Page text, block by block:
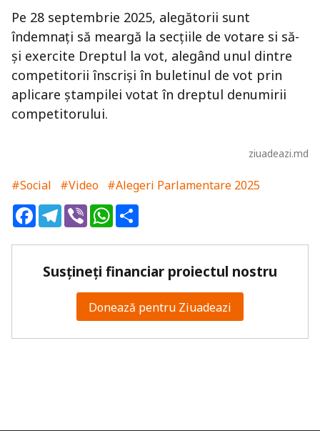
Pe 28 septembrie 2025, alegătorii sunt
îndemnați să meargă la secțiile de votare si să-
și exercite Dreptul la vot, alegând unul dintre
competitorii înscriși în buletinul de vot prin
aplicare ștampilei votat în dreptul denumirii
competitorului.
ziuadeazi.md
#Social #Video #Alegeri Parlamentare 2025
FacebookTelegram
ViberWhatsApp
Susțineți financiar proiectul nostru
Donează pentru Ziuadeazi